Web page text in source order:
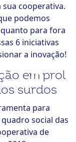
cooperativa.
podemos
para fora
6 iniciativas
a inovação!
em prol
surdos
para
social das
de